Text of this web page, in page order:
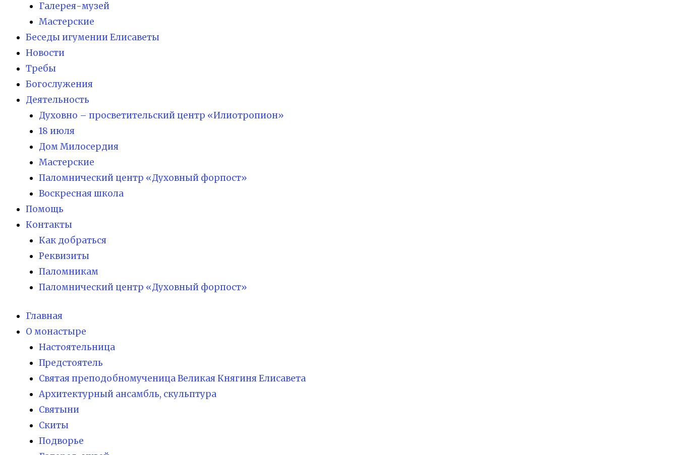
Галерея-музей
Мастерские
Беседы игумении Елисаветы
Новости
Требы
Богослужения
Деятельность
Духовно – просветительский центр «Илиотропион»
18 июля
Дом Милосердия
Мастерские
Паломнический центр «Духовный форпост»
Воскресная школа
Помощь
Контакты
Как добраться
Реквизиты
Паломникам
Паломнический центр «Духовный форпост»
Главная
О монастыре
Настоятельница
Предстоятель
Святая преподобномученица Великая Княгиня Елисавета
Архитектурный ансамбль, скульптура
Святыни
Скиты
Подворье